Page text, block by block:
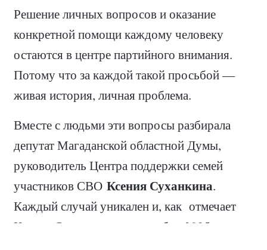
Решение личных вопросов и оказание
конкретной помощи каждому человеку
остаются в центре партийного внимания.
Потому что за каждой такой просьбой —
живая история, личная проблема.
Вместе с людьми эти вопросы разбирала
депутат Магаданской областной Думы,
руководитель Центра поддержки семей
участников СВО Ксения Суханкина.
Каждый случай уникален и, как отмечает
Ксения Суханкина — с октября 2025 года в